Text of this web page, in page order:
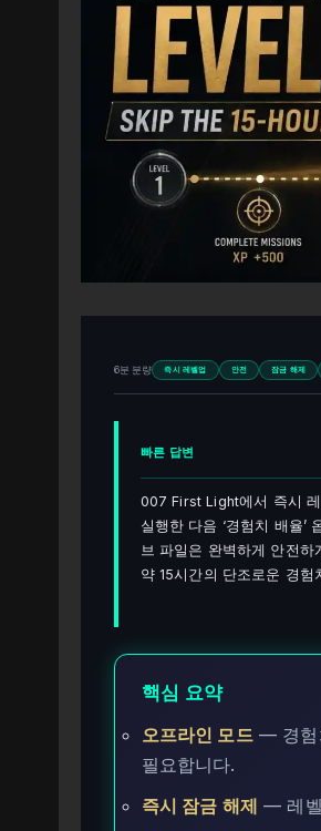
6분 분량 즉시 레벨업 안전 잠금 해제
빠른 답변
007 First Light에서 즉시
실행한 다음 ‘경험치 배율
브 파일은 완벽하게 안전
약 15시간의 단조로운 경
핵심 요약
오프라인 모드— 경험
필요합니다.
즉시 잠금 해제 — 레벨